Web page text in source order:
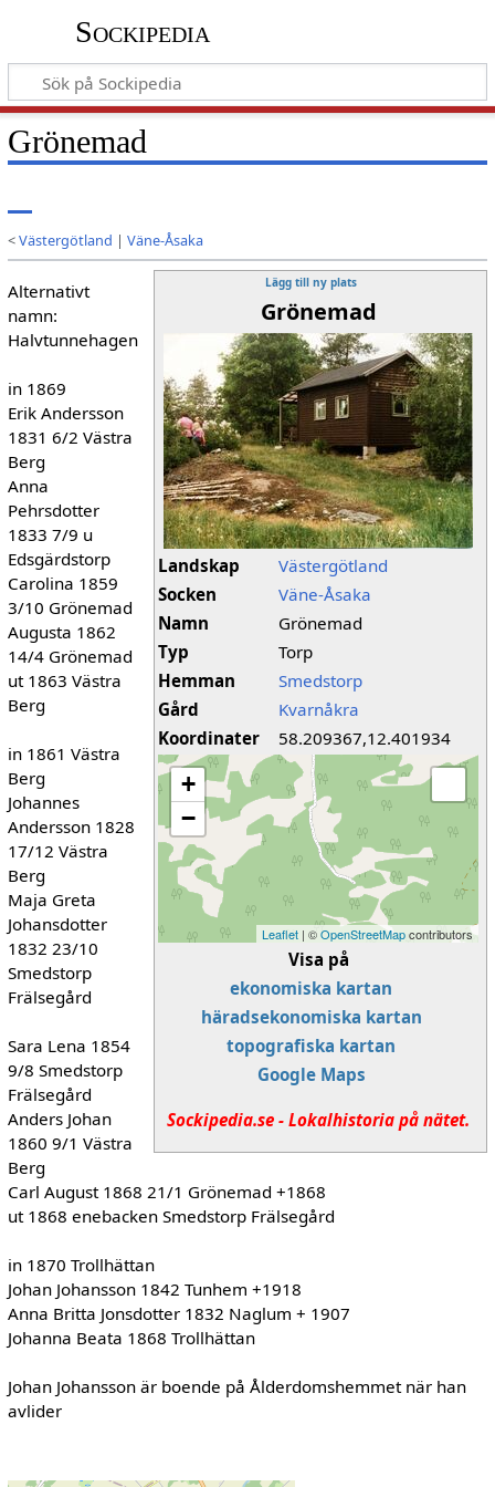
Sockipedia
Grönemad
<Västergötland | Väne-Åsaka
Lägg till ny plats
Grönemad
Landskap
Västergötland
Socken
Väne-Åsaka
Namn
Grönemad
Typ
Torp
Hemman
Smedstorp
Gård
Kvarnåkra
Koordinater
58.209367,12.401934
+
−
Leaflet | ©OpenStreetMapcontributors
Visa på
ekonomiska kartan
häradsekonomiska kartan
topografiska kartan
Google Maps
Sockipedia.se - Lokalhistoria på nätet.
Alternativt
namn:
Halvtunnehagen
in 1869
Erik Andersson
1831 6/2 Västra
Berg
Anna
Pehrsdotter
1833 7/9 u
Edsgärdstorp
Carolina 1859
3/10 Grönemad
Augusta 1862
14/4 Grönemad
ut 1863 Västra
Berg
in 1861 Västra
Berg
Johannes
Andersson 1828
17/12 Västra
Berg
Maja Greta
Johansdotter
1832 23/10
Smedstorp
Frälsegård
Sara Lena 1854
9/8 Smedstorp
Frälsegård
Anders Johan
1860 9/1 Västra
Berg
Carl August 1868 21/1 Grönemad +1868
ut 1868 enebacken Smedstorp Frälsegård
in 1870 Trollhättan
Johan Johansson 1842 Tunhem +1918
Anna Britta Jonsdotter 1832 Naglum + 1907
Johanna Beata 1868 Trollhättan
Johan Johansson är boende på Ålderdomshemmet när han
avlider